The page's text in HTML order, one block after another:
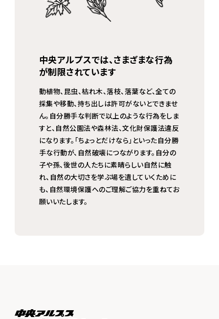
中央アルプスでは、さまざまな行為
が制限されています
動植物、昆虫、枯れ木、落枝、落葉など、全ての
採集や移動、持ち出しは許可がないとできませ
ん。自分勝手な判断で以上のような行為をしま
すと、自然公園法や森林法、文化財保護法違反
になります。「ちょっとだけなら」といった自分勝
手な行動が、自然破壊につながります。自分の
子や孫、後世の人たちに素晴らしい自然に触
れ、自然の大切さを学ぶ場を遺していくために
も、自然環境保護へのご理解ご協力を重ねてお
願いいたします。